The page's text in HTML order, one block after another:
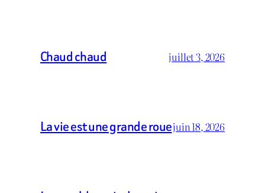
Chaud chaud juillet 3, 2026
La vie est une grande rouejuin 18, 2026